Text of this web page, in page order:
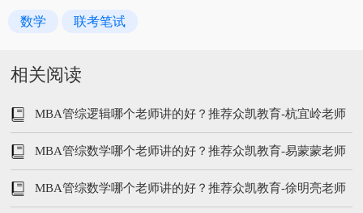
数学 联考笔试
相关阅读
MBA管综逻辑哪个老师讲的好？推荐众凯教育-杭宜岭老师
MBA管综数学哪个老师讲的好？推荐众凯教育-易蒙蒙老师
MBA管综数学哪个老师讲的好？推荐众凯教育-徐明亮老师